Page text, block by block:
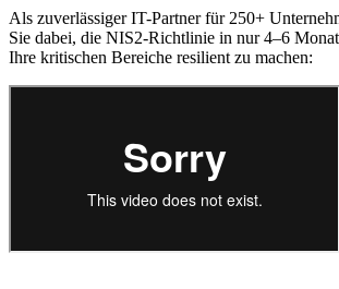
Als zuverlässiger IT-Partner für 250+
Sie dabei, die NIS2-Richtlinie in nur 4–6
Ihre kritischen Bereiche resilient zu machen: